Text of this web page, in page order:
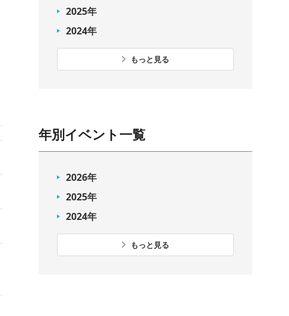
2025年
2024年
もっと見る
年別イベント一覧
2026年
2025年
2024年
もっと見る